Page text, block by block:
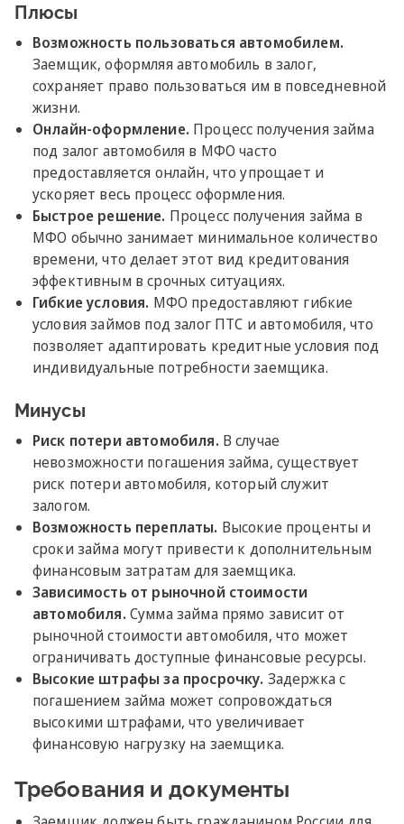
Плюсы
Возможность пользоваться автомобилем.
Заемщик, оформляя автомобиль в залог,
сохраняет право пользоваться им в повседневной
жизни.
Онлайн-оформление.Процесс получения займа
под залог автомобиля в МФО часто
предоставляется онлайн, что упрощает и
ускоряет весь процесс оформления.
Быстрое решение. Процесс получения займа в
МФО обычно занимает минимальное количество
времени, что делает этот вид кредитования
эффективным в срочных ситуациях.
Гибкие условия. МФО предоставляют гибкие
условия займов под залог ПТС и автомобиля, что
позволяет адаптировать кредитные условия под
индивидуальные потребности заемщика.
Минусы
Риск потери автомобиля.В случае
невозможности погашения займа, существует
риск потери автомобиля, который служит
залогом.
Возможность переплаты. Высокие проценты и
сроки займа могут привести к дополнительным
финансовым затратам для заемщика.
Зависимость от рыночной стоимости
автомобиля.Сумма займа прямо зависит от
рыночной стоимости автомобиля, что может
ограничивать доступные финансовые ресурсы.
Высокие штрафы за просрочку. Задержка с
погашением займа может сопровождаться
высокими штрафами, что увеличивает
финансовую нагрузку на заемщика.
Требования и документы